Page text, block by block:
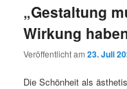
„Gestaltung
Wirkung
Veröffentlicht am23. Juli
Die Schönheit als